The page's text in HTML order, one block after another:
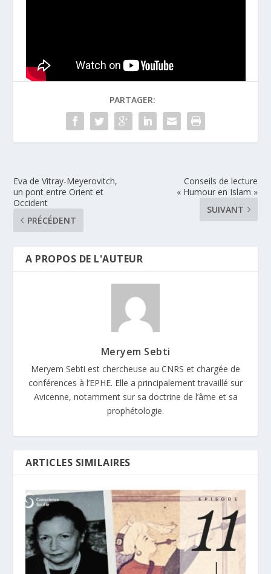
PARTAGER:
Eva de Vitray-Meyerovitch,
un pont entre Orient et
Occident
PRÉCÉDENT
Conseils de lecture
« Humour en Islam »
SUIVANT
A PROPOS DE L'AUTEUR
Meryem Sebti
Meryem Sebti est chercheuse au CNRS et chargée de
conférences à l’EPHE. Elle a principalement travaillé sur
Avicenne, notamment sur sa doctrine de l’âme et sa
prophétologie.
ARTICLES SIMILAIRES